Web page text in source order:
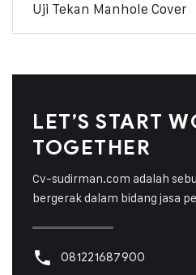
Uji Tekan Manhole Cover
LET’S START
TOGETHER
Cv-sudirman.com adalah
bergerak dalam bidang jasa
081221687900